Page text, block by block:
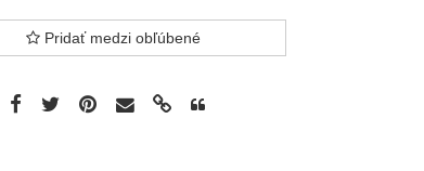
Pridať medzi obľúbené